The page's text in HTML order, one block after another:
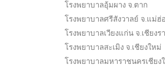
โรงพยาบาลอุ้มผาง จ.ตาก
โรงพยาบาลศรีสังวาลย์ จ.แม่ฮ่
โรงพยาบาลเวียงแก่น จ.เชียงร
โรงพยาบาลสะเมิง จ.เชียงใหม่
โรงพยาบาลมหาราชนครเชียง